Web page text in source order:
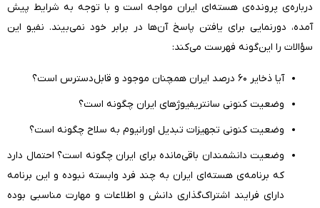
درباره‌ی پرونده‌ی هسته‌ای ایران مواجه است و با توجه به شرایط پیش
آمده، دورنمایی برای یافتن پاسخ آن‌ها در برابر خود نمی‌بیند. نفیو این
سؤالات را این‌گونه فهرست می‌کند:
آیا ذخایر ۶۰ درصد ایران همچنان موجود و قابل‌دسترس است؟
وضعیت کنونی سانتریفیوژهای ایران چگونه است؟
وضعیت کنونی تجهیزات تبدیل اورانیوم به سلاح چگونه است؟
وضعیت دانشمندان باقی‌مانده برای ایران چگونه است؟ احتمال دارد
که برنامه‌ی هسته‌ای ایران به چند فرد وابسته نبوده و این برنامه
دارای فرایند اشتراک‌گذاری دانش و اطلاعات و مهارت مناسبی بوده